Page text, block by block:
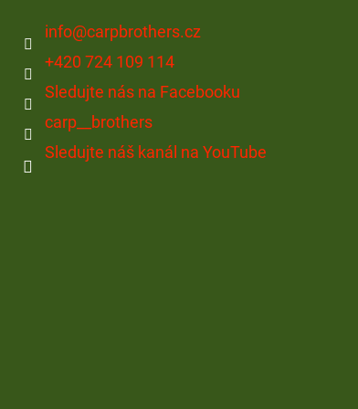
info@carpbrothers.cz
+420 724 109 114
Sledujte nás na Facebooku
carp__brothers
Sledujte náš kanál na YouTube